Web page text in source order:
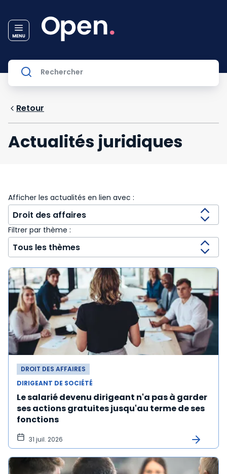
Retour
Actualités juridiques
Afficher les actualités en lien avec :
Filtrer par thème :
DROIT DES AFFAIRES
DIRIGEANT DE SOCIÉTÉ
Le salarié devenu dirigeant n'a pas à garder
ses actions gratuites jusqu'au terme de ses
fonctions
31 juil. 2026